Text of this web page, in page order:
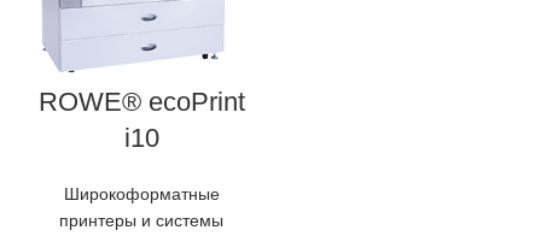
ROWE® ecoPrint
i10
Широкоформатные
принтеры и системы